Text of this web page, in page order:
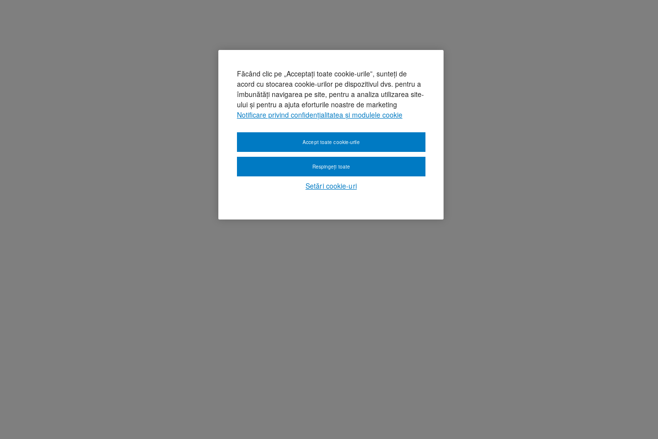
Făcând clic pe „Acceptați toate cookie-urile”, sunteți de
acord cu stocarea cookie-urilor pe dispozitivul dvs. pentru a
îmbunătăți navigarea pe site, pentru a analiza utilizarea site-
ului și pentru a ajuta eforturile noastre de marketing
Notificare privind confidențialitatea și modulele cookie
Setări cookie-uri
Respingeți toate
Accept toate cookie-urile